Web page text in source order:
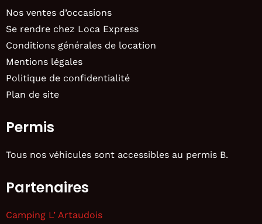
Nos ventes d’occasions
Se rendre chez Loca Express
Conditions générales de location
Mentions légales
Politique de confidentialité
Plan de site
Permis
Tous nos véhicules sont accessibles au permis B.
Partenaires
Camping L’ Artaudois